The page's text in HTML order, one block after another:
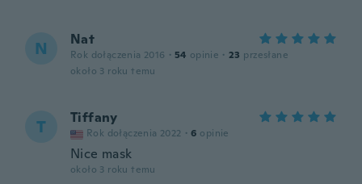
N Nat
Rok dołączenia 2016 · 54 opinie · 23 przesłane
około 3 roku temu
T Tiffany
Rok dołączenia 2022 · 6 opinie
Nice mask
około 3 roku temu